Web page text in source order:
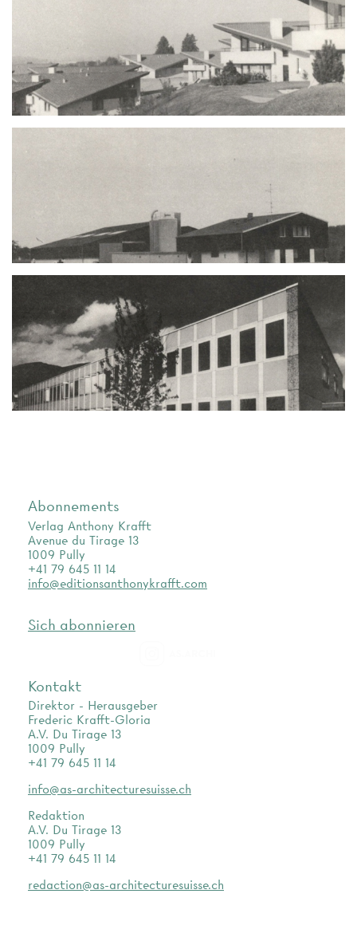
Abonnements
Verlag Anthony Krafft
Avenue du Tirage 13
1009 Pully
+41 79 645 11 14
info@editionsanthonykrafft.com
Sich abonnieren
Kontakt
Direktor - Herausgeber
Frederic Krafft-Gloria
A.V. Du Tirage 13
1009 Pully
+41 79 645 11 14
info@as-architecturesuisse.ch
Redaktion
A.V. Du Tirage 13
1009 Pully
+41 79 645 11 14
redaction@as-architecturesuisse.ch